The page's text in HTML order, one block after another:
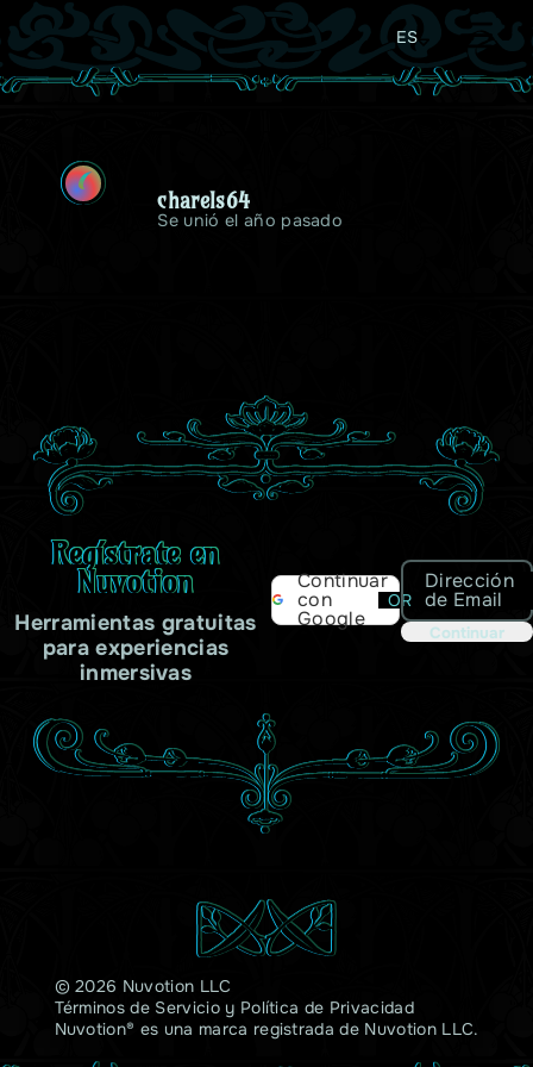
ES
C
charels64
Se unió el año pasado
Regístrate en
Nuvotion
Herramientas gratuitas
para experiencias
inmersivas
Continuar
con
Google
OR
Dirección
de Email
Continuar
© 2026 Nuvotion LLC
Términos de Servicioy Política de Privacidad
Nuvotion® es una marca registrada de Nuvotion LLC.